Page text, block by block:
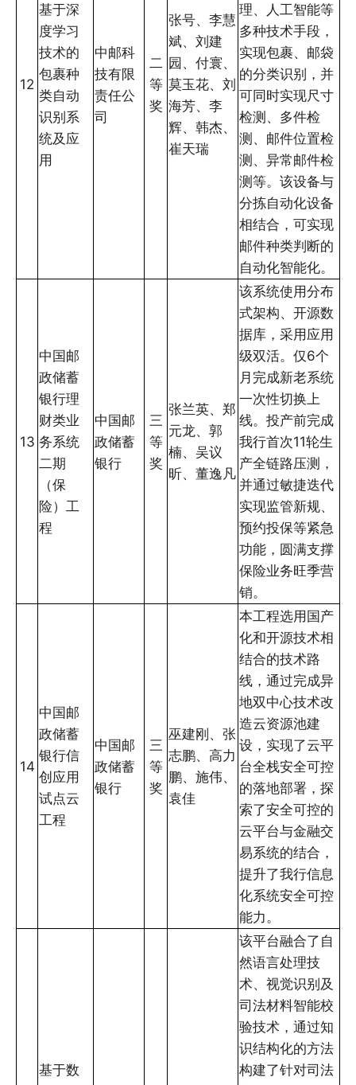
12
基于深
度学习
技术的
包裹种
类自动
识别系
统及应
用
中邮科
技有限
责任公
司
二
等
奖
张号、李慧
斌、刘建
园、付寰、
莫玉花、刘
海芳、李
辉、韩杰、
崔天瑞
理、人工智能等
多种技术手段，
实现包裹、邮袋
的分类识别，并
可同时实现尺寸
检测、多件检
测、邮件位置检
测、异常邮件检
测等。该设备与
分拣自动化设备
相结合，可实现
邮件种类判断的
自动化智能化。
13
中国邮
政储蓄
银行理
财类业
务系统
二期
（保
险）工
程
中国邮
政储蓄
银行
三
等
奖
张兰英、郑
元龙、郭
楠、吴议
昕、董逸凡
该系统使用分布
式架构、开源数
据库，采用应用
级双活。仅6个
月完成新老系统
一次性切换上
线。投产前完成
我行首次11轮生
产全链路压测，
并通过敏捷迭代
实现监管新规、
预约投保等紧急
功能，圆满支撑
保险业务旺季营
销。
14
中国邮
政储蓄
银行信
创应用
试点云
工程
中国邮
政储蓄
银行
三
等
奖
巫建刚、张
志鹏、高力
鹏、施伟、
袁佳
本工程选用国产
化和开源技术相
结合的技术路
线，通过完成异
地双中心技术改
造云资源池建
设，实现了云平
台全栈安全可控
的落地部署，探
索了安全可控的
云平台与金融交
易系统的结合，
提升了我行信息
化系统安全可控
能力。
基于数
该平台融合了自
然语言处理技
术、视觉识别及
司法材料智能校
验技术，通过知
识结构化的方法
构建了针对司法